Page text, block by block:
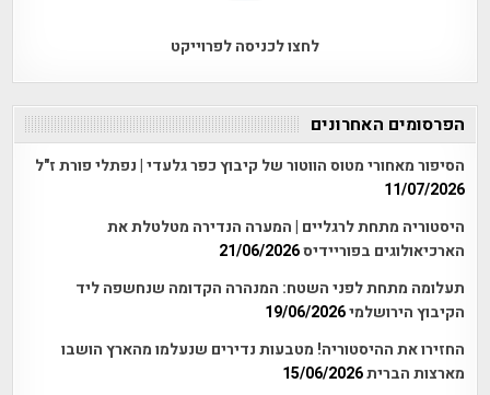
לחצו לכניסה לפרוייקט
הפרסומים האחרונים
הסיפור מאחורי מטוס הווטור של קיבוץ כפר גלעדי | נפתלי פורת ז"ל
11/07/2026
היסטוריה מתחת לרגליים | המערה הנדירה מטלטלת את
הארכיאולוגים בפוריידיס21/06/2026
תעלומה מתחת לפני השטח: המנהרה הקדומה שנחשפה ליד
הקיבוץ הירושלמי19/06/2026
החזירו את ההיסטוריה! מטבעות נדירים שנעלמו מהארץ הושבו
מארצות הברית15/06/2026